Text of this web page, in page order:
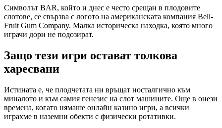
Символът BAR, който и днес е често срещан в плодовите
слотове, се свързва с логото на американската компания Bell-
Fruit Gum Company. Малка историческа находка, която много
играчи дори не подозират.
Защо тези игри остават толкова
харесвани
Истината е, че плодчетата ни връщат носталгично към
миналото и към самия генезис на слот машините. Още в онези
времена, когато нямаше онлайн казино игри, а всички
играхме в наземни обекти с физически ротативки.